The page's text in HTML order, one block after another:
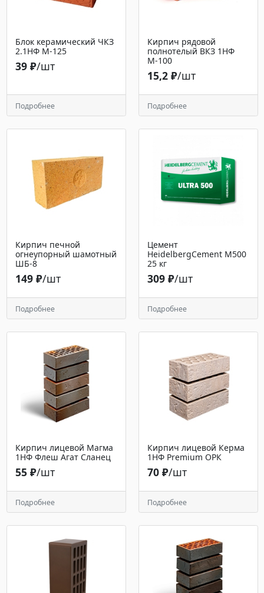
Блок керамический ЧКЗ
2.1НФ М-125
39 ₽/шт
Подробнее
Кирпич рядовой
полнотелый ВКЗ 1НФ
М-100
15,2 ₽/шт
Подробнее
Кирпич печной
огнеупорный шамотный
ШБ-8
149 ₽/шт
Подробнее
Цемент
HeidelbergCement М500
25 кг
309 ₽/шт
Подробнее
Кирпич лицевой Магма
1НФ Флеш Агат Сланец
55 ₽/шт
Подробнее
Кирпич лицевой Керма
1НФ Premium ОРК
70 ₽/шт
Подробнее